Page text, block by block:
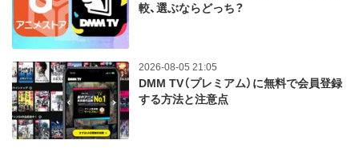
較、選ぶならどっち？
2026-08-05 21:05
DMM TV（プレミアム）に無料で会員登録
する方法と注意点